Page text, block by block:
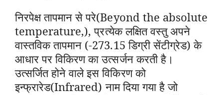
निरपेक्ष तापमान से परे(Beyond the absolute
temperature,), प्रत्येक लक्षित वस्तु अपने
वास्तविक तापमान (-273.15 डिग्री सेंटीग्रेड) के
आधार पर विकिरण का उत्सर्जन करती है।
उत्सर्जित होने वाले इस विकिरण को
इन्फ्रारेड(Infrared) नाम दिया गया है जो